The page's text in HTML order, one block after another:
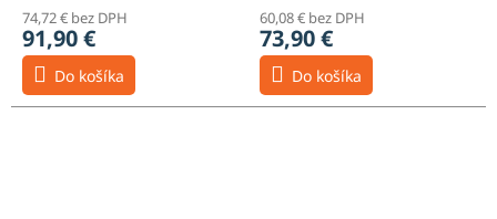
74,72 € bez DPH
91,90 €
Do košíka
60,08 € bez DPH
73,90 €
Do košíka